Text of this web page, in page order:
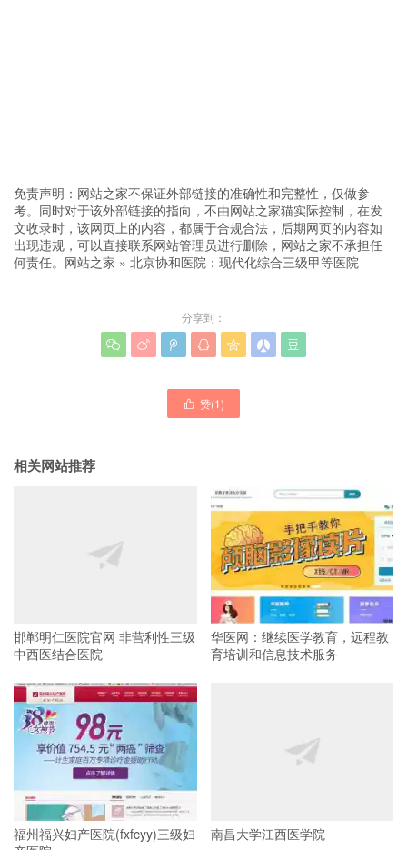
免责声明：网站之家不保证外部链接的准确性和完整性，仅做参
考。同时对于该外部链接的指向，不由网站之家猫实际控制，在发
文收录时，该网页上的内容，都属于合规合法，后期网页的内容如
出现违规，可以直接联系网站管理员进行删除，网站之家不承担任
何责任。 网站之家 » 北京协和医院：现代化综合三级甲等医院
分享到：
      
 赞(1)
相关网站推荐
邯郸明仁医院官网 非营利性三级
中西医结合医院
华医网：继续医学教育，远程教
育培训和信息技术服务
福州福兴妇产医院(fxfcyy)三级妇
南昌大学江西医学院